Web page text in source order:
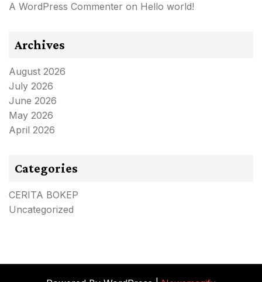
A WordPress Commenter on Hello world!
Archives
August 2026
July 2026
June 2026
May 2026
April 2026
Categories
CERITA BOKEP
Uncategorized